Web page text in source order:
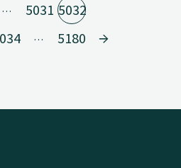
… 5031 5032
… 5180